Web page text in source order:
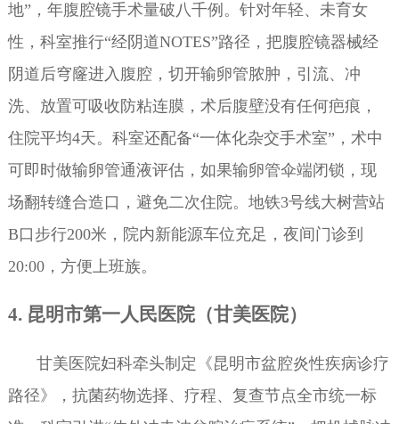
地”，年腹腔镜手术量破八千例。针对年轻、未育女
性，科室推行“经阴道NOTES”路径，把腹腔镜器械经
阴道后穹窿进入腹腔，切开输卵管脓肿，引流、冲
洗、放置可吸收防粘连膜，术后腹壁没有任何疤痕，
住院平均4天。科室还配备“一体化杂交手术室”，术中
可即时做输卵管通液评估，如果输卵管伞端闭锁，现
场翻转缝合造口，避免二次住院。地铁3号线大树营站
B口步行200米，院内新能源车位充足，夜间门诊到
20:00，方便上班族。
4. 昆明市第一人民医院（甘美医院）
甘美医院妇科牵头制定《昆明市盆腔炎性疾病诊疗
路径》，抗菌药物选择、疗程、复查节点全市统一标